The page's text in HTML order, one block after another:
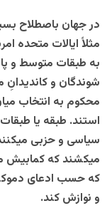
در جهان باصطلاح
مثلاً ایالات متحده
به طبقات متوسط و
شوندگان و کاندیدانِ
محکوم به انتخاب
استند. طبقه یا
سیاسی و حزبی
میکشند که کمابیش
که حسب ادعای
و نوازش کند.